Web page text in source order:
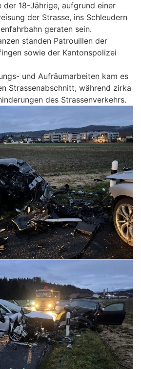
18-Jährige, aufgrund einer
der Strasse, ins Schleudern
geraten sein.
standen Patrouillen der
sowie der Kantonspolizei
und Aufräumarbeiten kam es
Strassenabschnitt, während zirka
des Strassenverkehrs.